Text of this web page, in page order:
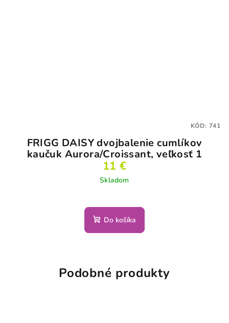
FRIGG DAISY dvojbalenie cumlíkov
kaučuk Aurora/Croissant, veľkosť 1
11 €
Skladom
Do košíka
KÓD: 741
Podobné produkty